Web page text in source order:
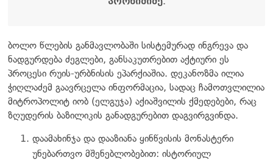
ბოლო წლების განმავლობაში სისტემურად ინგრევა და
ნადგურდება ძეგლები, განსაკუთრებით აქტიური ეს
პროცესი რუის-ურბნისის ეპარქიაშია. დეკანოზმა ილია
ჭიღლაძემ გაავრცელა ინფორმაცია, სადაც ჩამოთვლილია
მიტროპოლიტ იობ (ელგუჯა) აქიაშვილის ქმედებები, რაც
ზღუდერის ბაზილიკის განადგურებით დაგვირგვინდა.
დაამახინჯა და დააზიანა ყინწვისის მონასტერი
უნებართვო მშენებლობებით: ისტორიულ